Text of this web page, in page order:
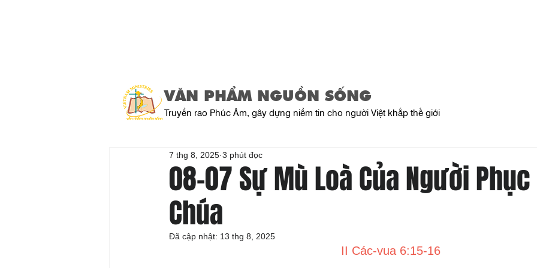
VĂN PHẨM NGUỒN SỐNG
Truyền rao Phúc Âm, gây dựng niềm tin cho người Việt khắp thế giới
08-07 Sự Mù Loà Của Người Phục
Chúa
7 thg 8, 2025 3 phút đọc
Đã cập nhật: 13 thg 8, 2025
II Các-vua 6:15-16